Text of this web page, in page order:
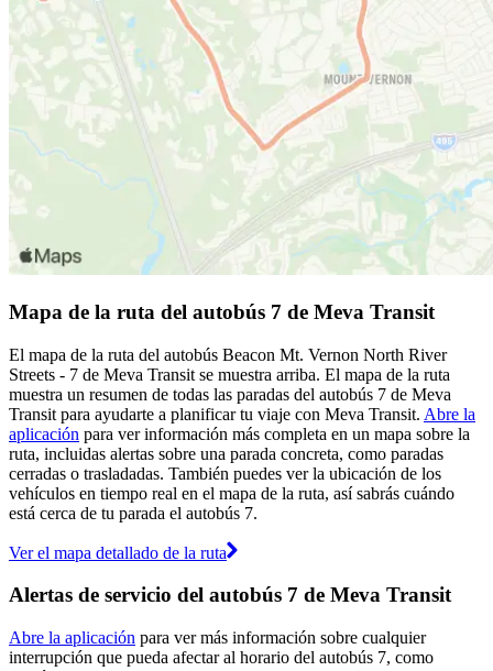
Mapa de la ruta del autobús 7 de Meva Transit
El mapa de la ruta del autobús Beacon Mt. Vernon North River
Streets - 7 de Meva Transit se muestra arriba. El mapa de la ruta
muestra un resumen de todas las paradas del autobús 7 de Meva
Transit para ayudarte a planificar tu viaje con Meva Transit. Abre la
aplicación para ver información más completa en un mapa sobre la
ruta, incluidas alertas sobre una parada concreta, como paradas
cerradas o trasladadas. También puedes ver la ubicación de los
vehículos en tiempo real en el mapa de la ruta, así sabrás cuándo
está cerca de tu parada el autobús 7.
Ver el mapa detallado de la ruta
Alertas de servicio del autobús 7 de Meva Transit
Abre la aplicación para ver más información sobre cualquier
interrupción que pueda afectar al horario del autobús 7, como